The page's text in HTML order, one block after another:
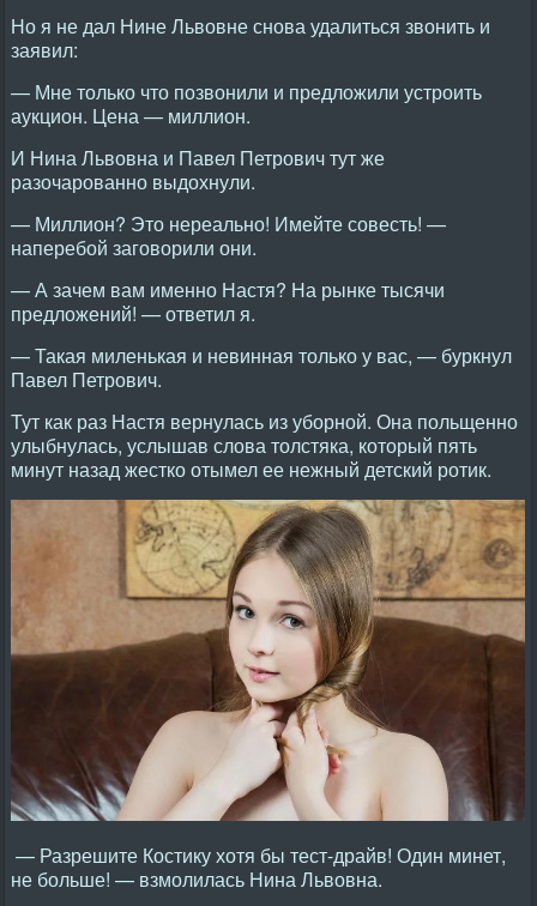
Но я не дал Нине Львовне снова удалиться звонить и
заявил:
— Мне только что позвонили и предложили устроить
аукцион. Цена — миллион.
И Нина Львовна и Павел Петрович тут же
разочарованно выдохнули.
— Миллион? Это нереально! Имейте совесть! —
наперебой заговорили они.
— А зачем вам именно Настя? На рынке тысячи
предложений! — ответил я.
— Такая миленькая и невинная только у вас, — буркнул
Павел Петрович.
Тут как раз Настя вернулась из уборной. Она польщенно
улыбнулась, услышав слова толстяка, который пять
минут назад жестко отымел ее нежный детский ротик.
— Разрешите Костику хотя бы тест-драйв! Один минет,
не больше! — взмолилась Нина Львовна.